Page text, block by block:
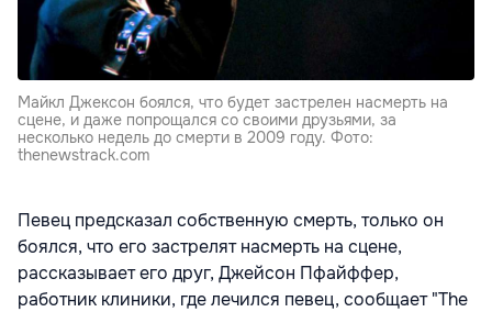
Майкл Джексон боялся, что будет застрелен насмерть на
сцене, и даже попрощался со своими друзьями, за
несколько недель до смерти в 2009 году. Фото:
thenewstrack.com
Певец предсказал собственную смерть, только он
боялся, что его застрелят насмерть на сцене,
рассказывает его друг, Джейсон Пфайффер,
работник клиники, где лечился певец, сообщает "The